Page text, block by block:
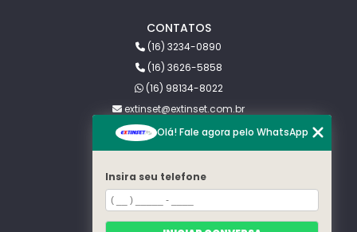
CONTATOS
(16) 3234-0890
(16) 3626-5858
(16) 98134-8022
extinset@extinset.com.br
MENU
HOME
SOBRE NÓS
PRAGAS
Olá! Fale agora pelo WhatsApp
Insira seu telefone